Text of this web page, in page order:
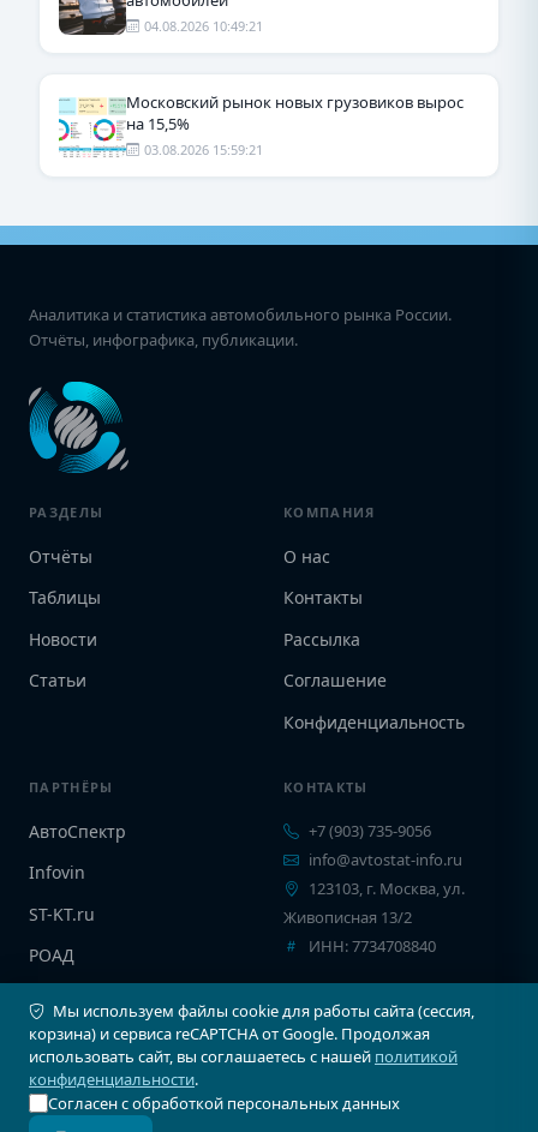
04.08.2026 10:49:21
Московский рынок новых грузовиков вырос
на 15,5%
03.08.2026 15:59:21
Аналитика и статистика автомобильного рынка России.
Отчёты, инфографика, публикации.
РАЗДЕЛЫ
Отчёты
Таблицы
Новости
Статьи
КОМПАНИЯ
О нас
Контакты
Рассылка
Соглашение
Конфиденциальность
ПАРТНЁРЫ
АвтоСпектр
Infovin
ST-KT.ru
РОАД
КОНТАКТЫ
+7 (903) 735-9056
info@avtostat-info.ru
123103, г. Москва, ул.
Живописная 13/2
ИНН: 7734708840
© 2026 Автостат Инфо. Все права защищены.
Мы используем файлы cookie для работы сайта (сессия,
корзина) и сервиса reCAPTCHA от Google. Продолжая
использовать сайт, вы соглашаетесь с нашей политикой
конфиденциальности.
Согласен с обработкой персональных данных